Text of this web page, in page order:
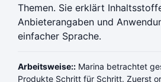
Themen. Sie erklärt
Anbieterangaben und
einfacher Sprache.
Arbeitsweise:: Marina betrachtet
Produkte Schritt für Schritt. Zuerst